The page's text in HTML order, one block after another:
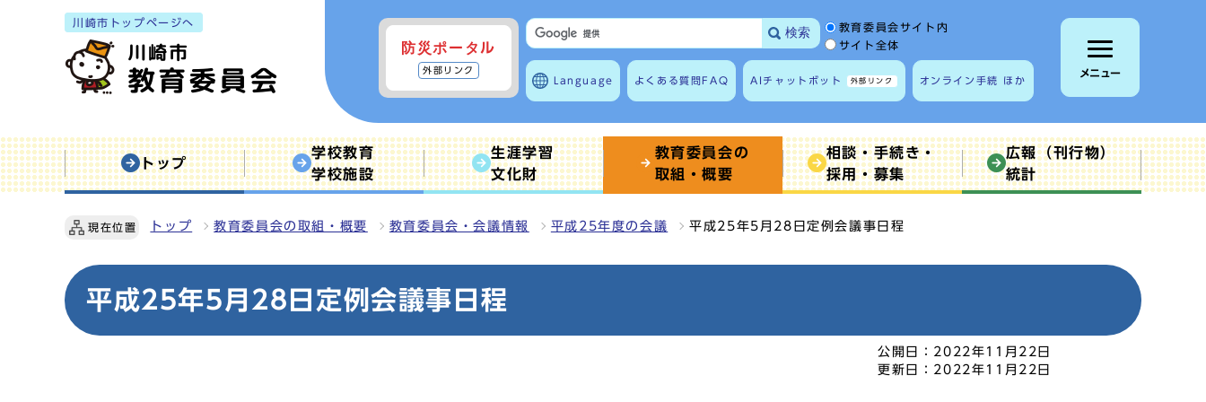
川崎市トップページへ
防災ポータル
外部リンク
検索 サイト内検索の範囲
教育委員会サイト内
サイト全体
Language よくある質問 FAQ AIチャットボット 外部リンク オンライン手続 ほか
メニュー
トップ
学校教育
学校施設
生涯学習
文化財
教育委員会の
取組・概要
相談・手続き・
採用・募集
広報（刊行物）
統計
現在位置 トップ 教育委員会の取組・概要 教育委員会・会議情報 平成25年度の会議 平成25年5月28日定例会議事日程
平成25年5月28日定例会議事日程
公開日： 2022年11月22日
更新日： 2022年11月22日